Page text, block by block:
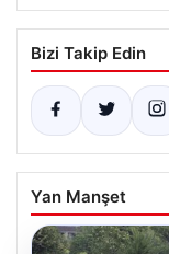
Bizi Takip Edin
Yan Manşet